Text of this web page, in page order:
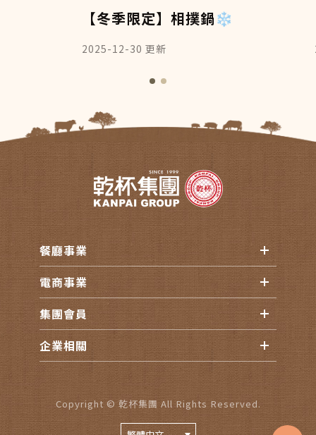
【冬季限定】相撲鍋❄️
2025-12-30 更新
餐廳事業
電商事業
集團會員
企業相關
Copyright © 乾杯集團 All Rights Reserved.